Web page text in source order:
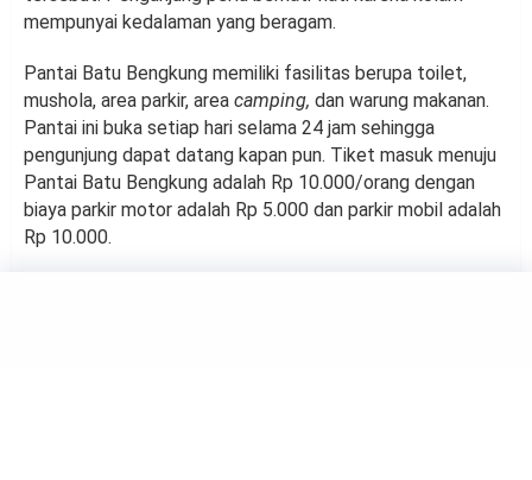
mempunyai kedalaman yang beragam.
Pantai Batu Bengkung memiliki fasilitas berupa toilet,
mushola, area parkir, area camping, dan warung makanan.
Pantai ini buka setiap hari selama 24 jam sehingga
pengunjung dapat datang kapan pun. Tiket masuk menuju
Pantai Batu Bengkung adalah Rp 10.000/orang dengan
biaya parkir motor adalah Rp 5.000 dan parkir mobil adalah
Rp 10.000.